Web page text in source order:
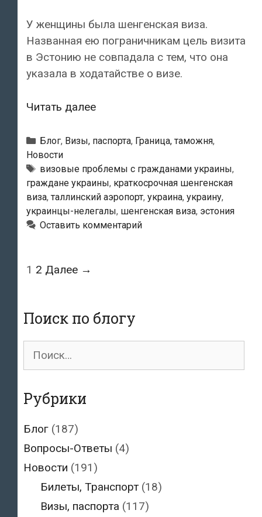
У женщины была шенгенская виза.
Названная ею пограничникам цель визита
в Эстонию не совпадала с тем, что она
указала в ходатайстве о визе.
Читать далееГражданку
не
в
Эстонию
по
причине
указанной
о
Рубрики
Блог, Визы, паспорта, Граница, таможня,
Новости
Метки
визовые проблемы с гражданами украины,
граждане украины, краткосрочная шенгенская
виза,таллинский аэропорт, украина, украину,
украинцы-нелегалы, шенгенская виза, эстония
Оставить комментарий
Навигация
1 2 Далее →
Поиск по блогу
Поиск
Рубрики
Блог (187)
Вопросы-Ответы (4)
Новости (191)
Билеты, Транспорт(18)
Визы, паспорта (117)